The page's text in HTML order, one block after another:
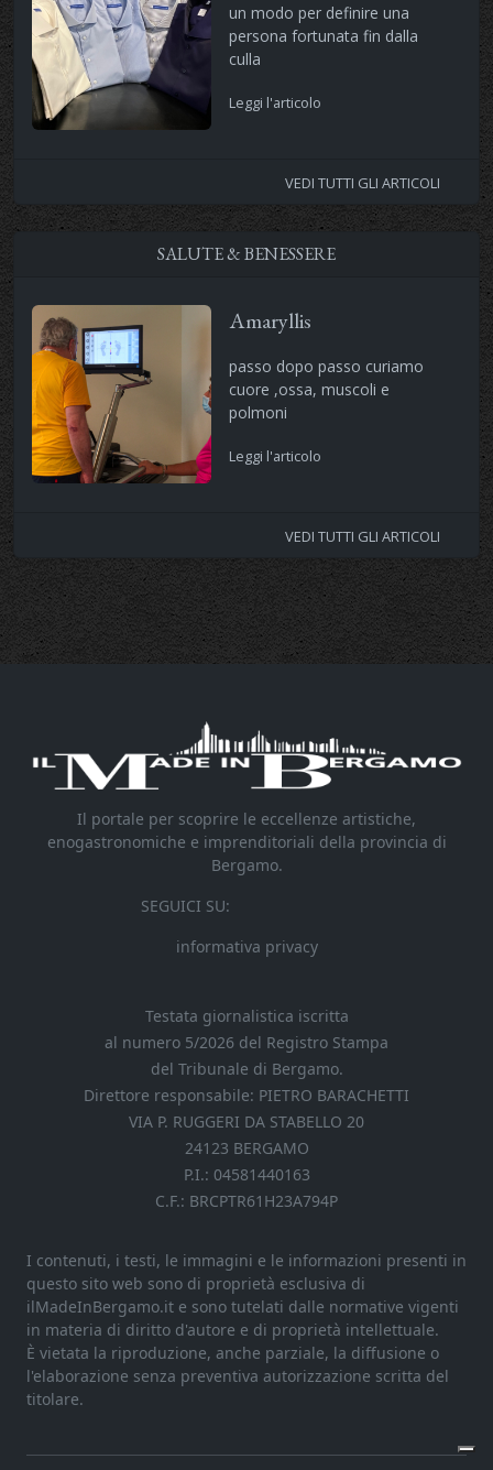
un modo per definire una
persona fortunata fin dalla
culla
Leggi l'articolo
VEDI TUTTI GLI ARTICOLI
SALUTE & BENESSERE
Amaryllis
passo dopo passo curiamo
cuore ,ossa, muscoli e
polmoni
Leggi l'articolo
VEDI TUTTI GLI ARTICOLI
Il portale per scoprire le eccellenze artistiche,
enogastronomiche e imprenditoriali della provincia di
Bergamo.
SEGUICI SU:
informativa privacy
Testata giornalistica iscritta
al numero 5/2026 del Registro Stampa
del Tribunale di Bergamo.
Direttore responsabile: PIETRO BARACHETTI
VIA P. RUGGERI DA STABELLO 20
24123 BERGAMO
P.I.: 04581440163
C.F.: BRCPTR61H23A794P
I contenuti, i testi, le immagini e le informazioni presenti in
questo sito web sono di proprietà esclusiva di
ilMadeInBergamo.it e sono tutelati dalle normative vigenti
in materia di diritto d'autore e di proprietà intellettuale.
È vietata la riproduzione, anche parziale, la diffusione o
l'elaborazione senza preventiva autorizzazione scritta del
titolare.